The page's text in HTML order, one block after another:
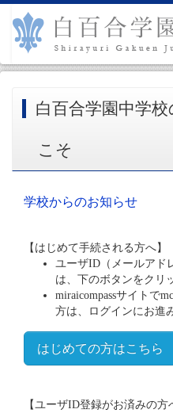
白百合学園中学
こそ
学校からのお知らせ
【はじめて手続される方へ】
ユーザID（メールアド
は、下のボタンをクリ
miraicompassサイトで
方は、ログインにお進
はじめての方はこちら
【ユーザID登録がお済みの方